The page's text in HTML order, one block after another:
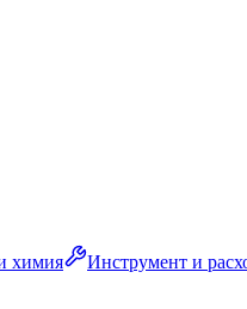
химия Инструмент и